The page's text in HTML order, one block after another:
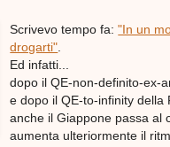
Scrivevo tempo fa:"In un
drogarti"
Ed infatti...
dopo il QE-non-definito-ex-
e dopo il QE-to-infinity della
anche il Giappone passa al
aumenta ulteriormente il